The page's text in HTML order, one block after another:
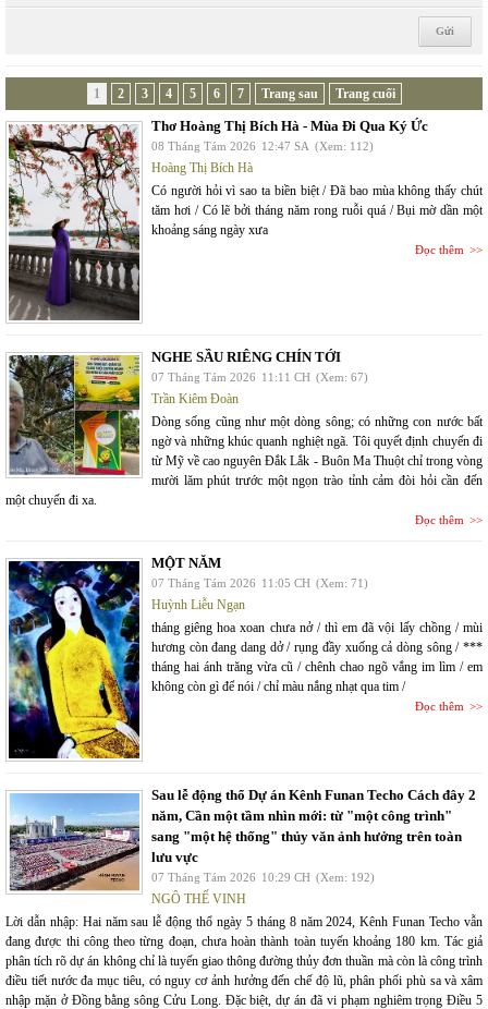
1 2 3 4 5 6 7 Trang sau Trang cuối
Thơ Hoàng Thị Bích Hà - Mùa Đi Qua Ký Ức
08 Tháng Tám 2026 12:47 SA (Xem: 112)
Hoàng Thị Bích Hà
Có người hỏi vì sao ta biền biệt / Đã bao mùa không thấy chút
tăm hơi / Có lẽ bởi tháng năm rong ruỗi quá / Bụi mờ dần một
khoảng sáng ngày xưa
Đọc thêm
NGHE SẦU RIÊNG CHÍN TỚI
07 Tháng Tám 2026 11:11 CH (Xem: 67)
Trần Kiêm Đoàn
Dòng sống cũng như một dòng sông; có những con nước bất
ngờ và những khúc quanh nghiệt ngã. Tôi quyết định chuyến đi
từ Mỹ về cao nguyên Đắk Lắk - Buôn Ma Thuột chỉ trong vòng
mười lăm phút trước một ngọn trào tỉnh cảm đòi hỏi cần đến
một chuyến đi xa.
Đọc thêm
MỘT NĂM
07 Tháng Tám 2026 11:05 CH (Xem: 71)
Huỳnh Liễu Ngạn
tháng giêng hoa xoan chưa nở / thì em đã vội lấy chồng / mùi
hương còn đang dang dở / rụng đầy xuống cả dòng sông / ***
tháng hai ánh trăng vừa cũ / chênh chao ngõ vắng im lìm / em
không còn gì để nói / chỉ màu nắng nhạt qua tim /
Đọc thêm
Sau lễ động thổ Dự án Kênh Funan Techo Cách đây 2
năm, Cần một tầm nhìn mới: từ "một công trình"
sang "một hệ thống" thủy văn ảnh hưởng trên toàn
lưu vực
07 Tháng Tám 2026 10:29 CH (Xem: 192)
NGÔ THẾ VINH
Lời dẫn nhập: Hai năm sau lễ động thổ ngày 5 tháng 8 năm 2024, Kênh Funan Techo vẫn
đang được thi công theo từng đoạn, chưa hoàn thành toàn tuyến khoảng 180 km. Tác giả
phân tích rõ dự án không chỉ là tuyến giao thông đường thủy đơn thuần mà còn là công trình
điều tiết nước đa mục tiêu, có nguy cơ ảnh hưởng đến chế độ lũ, phân phối phù sa và xâm
nhập mặn ở Đồng bằng sông Cửu Long. Đặc biệt, dự án đã vi phạm nghiêm trọng Điều 5